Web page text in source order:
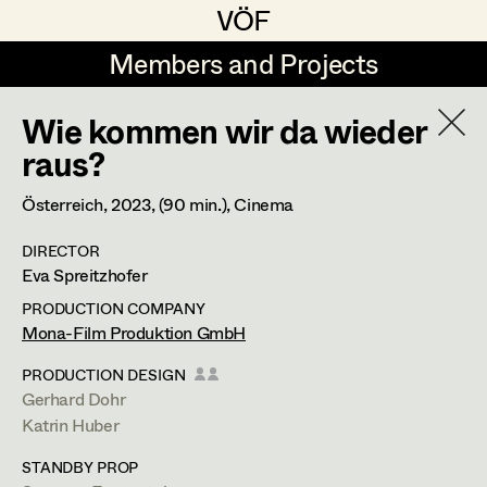
VÖF
VÖF
Members and Projects
Members and Projects
DE EN HOME
Art Department
Costume Department
Retired Members
Honorary Members
Maria-Theresia Bartl
Elisa Berger
Elisabeth Binder
Anna Fritsch
Marion Grädler
Barbara Haegele
Elisabeth Heinisch
Ramona Steiner
Assistant Costume Designer
Costumer
Wie kommen wir da wieder
raus?
Österreich,2023, (90 min.), Cinema
DIRECTOR
Eva Spreitzhofer
PRODUCTION COMPANY
Mona-Film Produktion GmbH
PRODUCTION DESIGN
Gerhard Dohr
Katrin Huber
STANDBY PROP